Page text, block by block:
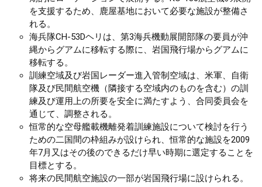
を支援するため、鹿屋基地において必要な施設が整備さ
れる。
海兵隊CH-53Dヘリは、第3海兵機動展開部隊の要員が沖
縄からグアムに移転する際に、岩国飛行場からグアムに
移転する。
訓練空域及び岩国レーダー進入管制空域は、米軍、自衛
隊及び民間航空機（隣接する空域内のものを含む）の訓
練及び運用上の所要を安全に満たすよう、合同委員会を
通じて、調整される。
恒常的な空母艦載機離発着訓練施設について検討を行う
ための二国間の枠組みが設けられ、恒常的な施設を2009
年7月又はその後のできるだけ早い時期に選定することを
目標とする。
将来の民間航空施設の一部が岩国飛行場に設けられる。